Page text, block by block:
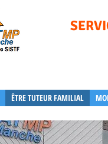
ÊTRE TUTEUR FAMILIAL